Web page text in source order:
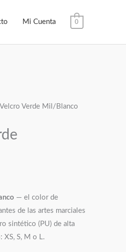
Mi Cuenta 0
Verde Mil/Blanco
— el color de
de las artes marciales
sintético (PU) de alta
XS, S, M o L.